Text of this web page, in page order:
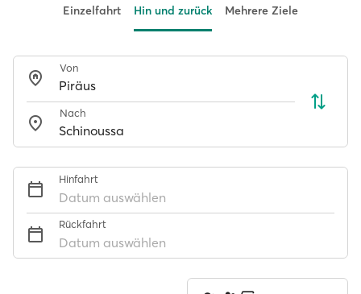
Einzelfahrt Hin und zurück Mehrere Ziele
Von
Nach
Hinfahrt
Datum auswählen
Rückfahrt
Datum auswählen